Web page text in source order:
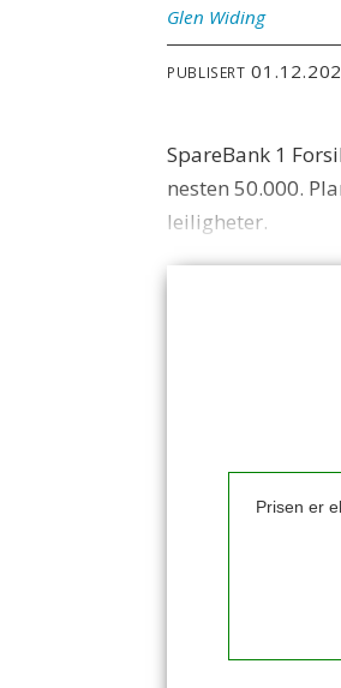
Glen Widing
PUBLISERT
SpareBank 1
nesten 50.000.
leiligheter.
Prisen er